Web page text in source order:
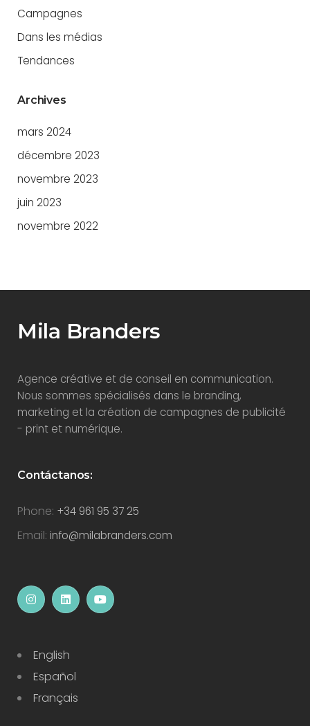
Campagnes
Dans les médias
Tendances
Archives
mars 2024
décembre 2023
novembre 2023
juin 2023
novembre 2022
Mila Branders
Agence créative et de conseil en communication.
Nous sommes spécialisés dans le branding,
marketing et la création de campagnes de publicité
- print et numérique.
Contáctanos:
Phone: +34 961 95 37 25
Email: info@milabranders.com
English
Español
Français